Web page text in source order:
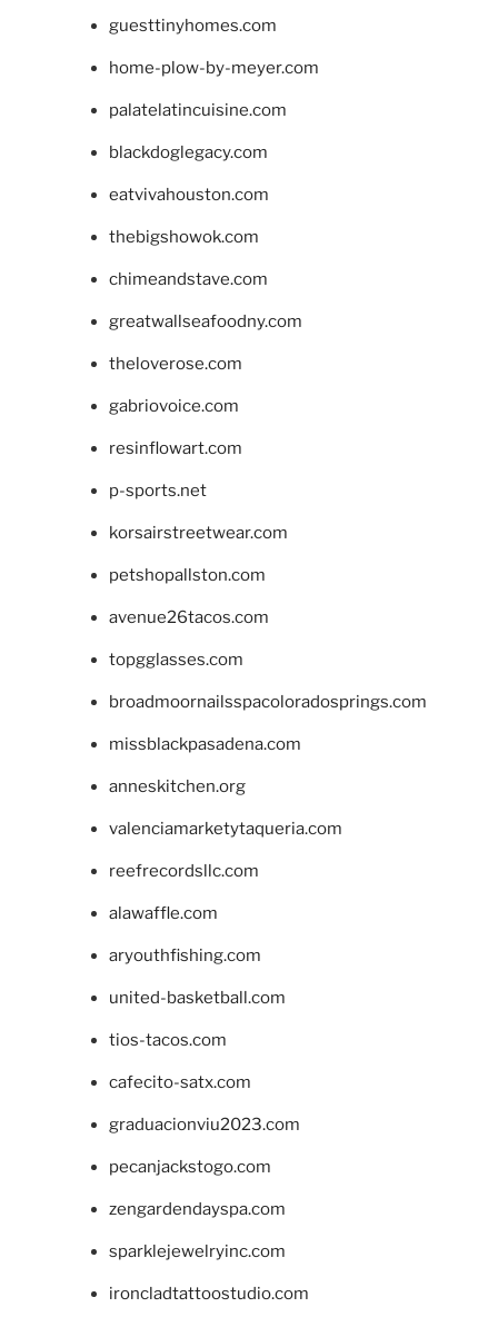
guesttinyhomes.com
home-plow-by-meyer.com
palatelatincuisine.com
blackdoglegacy.com
eatvivahouston.com
thebigshowok.com
chimeandstave.com
greatwallseafoodny.com
theloverose.com
gabriovoice.com
resinflowart.com
p-sports.net
korsairstreetwear.com
petshopallston.com
avenue26tacos.com
topgglasses.com
broadmoornailsspacoloradosprings.com
missblackpasadena.com
anneskitchen.org
valenciamarketytaqueria.com
reefrecordsllc.com
alawaffle.com
aryouthfishing.com
united-basketball.com
tios-tacos.com
cafecito-satx.com
graduacionviu2023.com
pecanjackstogo.com
zengardendayspa.com
sparklejewelryinc.com
ironcladtattoostudio.com